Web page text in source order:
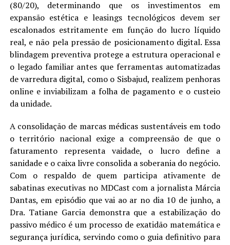
(80/20), determinando que os investimentos em
expansão estética e leasings tecnológicos devem ser
escalonados estritamente em função do lucro líquido
real, e não pela pressão de posicionamento digital. Essa
blindagem preventiva protege a estrutura operacional e
o legado familiar antes que ferramentas automatizadas
de varredura digital, como o Sisbajud, realizem penhoras
online e inviabilizam a folha de pagamento e o custeio
da unidade.
A consolidação de marcas médicas sustentáveis em todo
o território nacional exige a compreensão de que o
faturamento representa vaidade, o lucro define a
sanidade e o caixa livre consolida a soberania do negócio.
Com o respaldo de quem participa ativamente de
sabatinas executivas no MDCast com a jornalista Márcia
Dantas, em episódio que vai ao ar no dia 10 de junho, a
Dra. Tatiane Garcia demonstra que a estabilização do
passivo médico é um processo de exatidão matemática e
segurança jurídica, servindo como o guia definitivo para